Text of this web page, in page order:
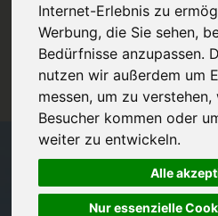
Internet-Erlebnis zu
Werbung, die Sie sehen,
Bedürfnisse anzupassen.
nutzen wir außerdem um
messen, um zu
Besucher kommen oder
weiter zu entwickeln.
Alle
Nur essenzielle
Das von Ihnen gesuchte
nicht verfügbar.